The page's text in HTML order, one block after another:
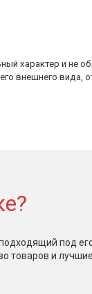
характер и не
внешнего вида,
под
товаров и